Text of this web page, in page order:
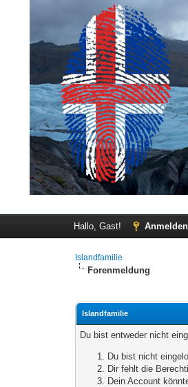
Hallo, Gast! Anmelden
Islandfamilie
Forenmeldung
Islandfamilie
Du bist entweder nicht
Du bist nicht
Dir fehlt die
Dein Account